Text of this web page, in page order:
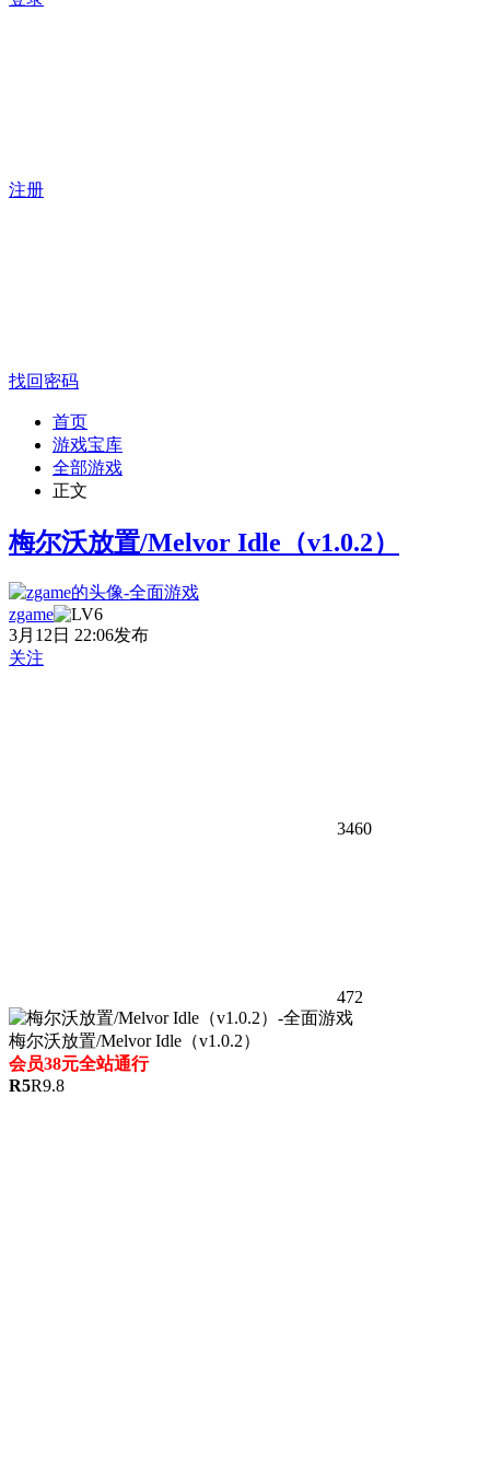
注册
找回密码
首页
游戏宝库
全部游戏
正文
梅尔沃放置/Melvor Idle（v1.0.2）
zgame
3月12日 22:06发布
关注
3460
472
梅尔沃放置/Melvor Idle（v1.0.2）
会员38元全站通行
R5R9.8